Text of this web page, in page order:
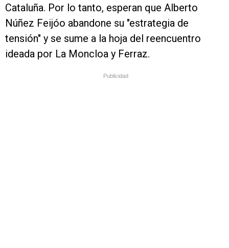
Cataluña. Por lo tanto, esperan que Alberto
Núñez Feijóo abandone su "estrategia de
tensión" y se sume a la hoja del reencuentro
ideada por La Moncloa y Ferraz.
Publicidad